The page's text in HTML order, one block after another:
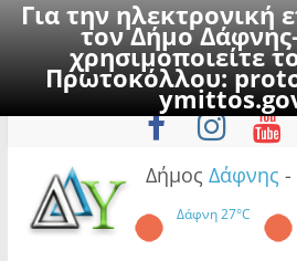
Για την ηλεκτρονική
τον Δήμο
χρησιμοποιείτε
Πρωτοκόλλου:
to
Δευτέρα, 10
Δήμος Δάφνης -
Δάφνη27°C